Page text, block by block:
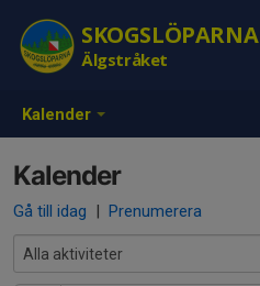
Kalender
SKOGSLÖPARNA
Älgstråket
Kalender
Gå till idag | Prenumerera